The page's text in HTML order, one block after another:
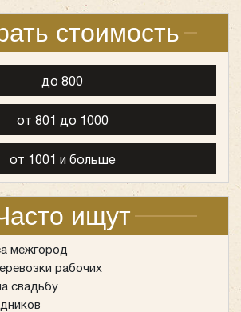
стоимость
до 800
от 801 до 1000
от 1001 и больше
ищут
межгород
рабочих
свадьбу